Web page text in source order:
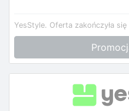
YesStyle. Oferta zakończyła